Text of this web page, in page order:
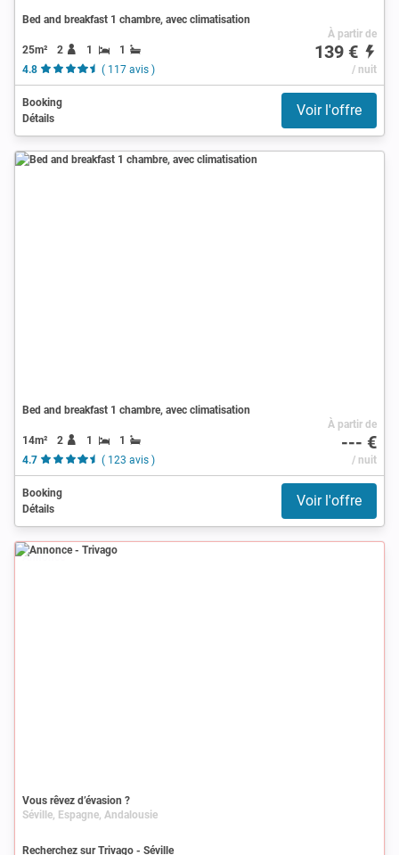
Bed and breakfast 1 chambre, avec climatisation
25m² 2 1
1
4.8
( 117 avis )
À partir de
139 €
/ nuit
Booking
Détails
Voir l'offre
Bed and breakfast 1 chambre, avec climatisation
14m² 2 1
1
4.7
( 123 avis )
À partir de
--- €
/ nuit
Booking
Détails
Voir l'offre
Annonce
Vous rêvez d’évasion ?
Séville, Espagne, Andalousie
Recherchez sur Trivago - Séville